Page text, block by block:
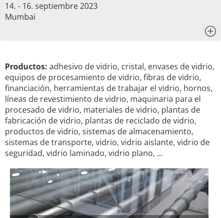
14. - 16. septiembre 2023
Mumbai
Productos: adhesivo de vidrio, cristal, envases de vidrio,
equipos de procesamiento de vidrio, fibras de vidrio,
financiación, herramientas de trabajar el vidrio, hornos,
líneas de revestimiento de vidrio, maquinaria para el
procesado de vidrio, materiales de vidrio, plantas de
fabricación de vidrio, plantas de reciclado de vidrio,
productos de vidrio, sistemas de almacenamiento,
sistemas de transporte, vidrio, vidrio aislante, vidrio de
seguridad, vidrio laminado, vidrio plano, …